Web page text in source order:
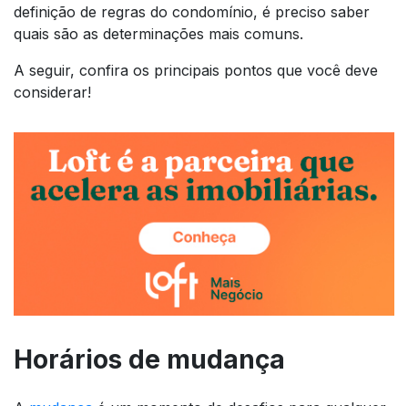
definição de regras do condomínio, é preciso saber
quais são as determinações mais comuns.
A seguir, confira os principais pontos que você deve
considerar!
Horários de mudança